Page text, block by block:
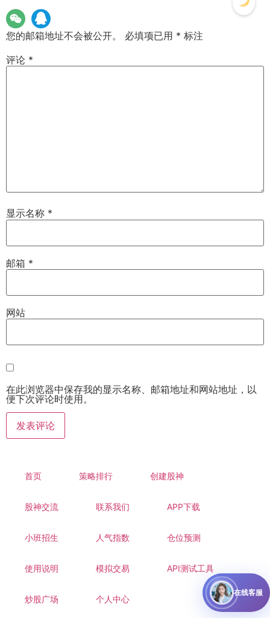
您的邮箱地址不会被公开。 必填项已用 * 标注
评论 *
显示名称 *
邮箱 *
网站
在此浏览器中保存我的显示名称、邮箱地址和网站地址，以
便下次评论时使用。
首页 策略排行 创建股神
股神交流 联系我们 APP下载
小班招生 人气指数 仓位预测
使用说明 模拟交易 API测试工具
炒股广场 个人中心
在线客服